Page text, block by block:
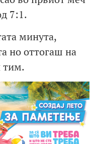
7:1.
минута,
но оттогаш на
тим.